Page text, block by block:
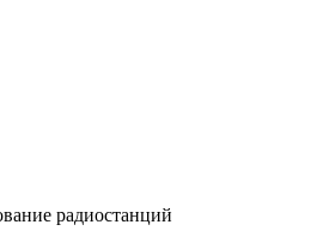
радиостанций